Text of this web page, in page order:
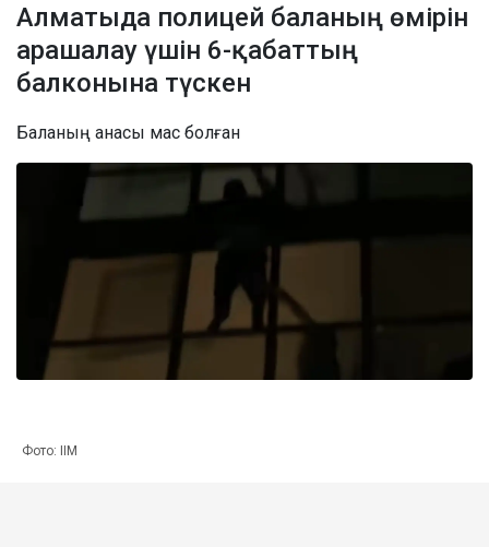
Алматыда полицей баланың өмірін
арашалау үшін 6-қабаттың
балконына түскен
Баланың анасы мас болған
Фото: ІІМ